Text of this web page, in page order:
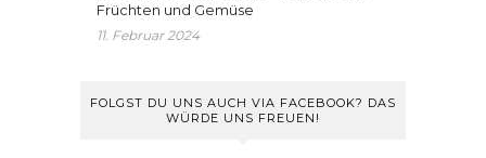
Früchten und Gemüse
11. Februar 2024
FOLGST DU UNS AUCH VIA FACEBOOK? DAS
WÜRDE UNS FREUEN!